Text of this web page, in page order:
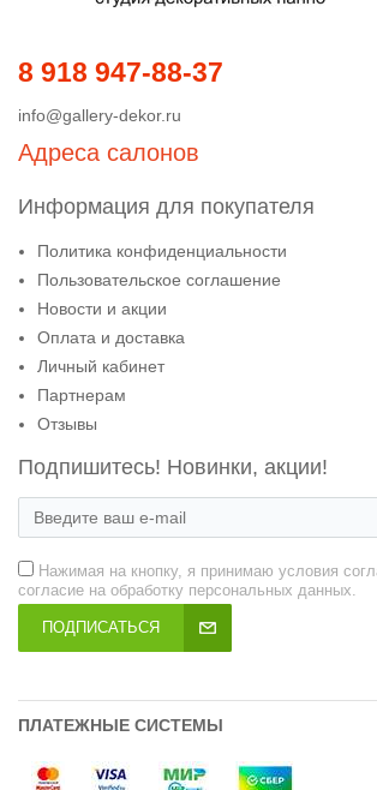
8 918 947-88-37
info@gallery-dekor.ru
Адреса салонов
Информация для покупателя
Политика конфиденциальности
Пользовательское соглашение
Новости и акции
Оплата и доставка
Личный кабинет
Партнерам
Отзывы
Подпишитесь! Новинки, акции!
Нажимая на кнопку, я принимаю условия
согласие на обработку персональных данных.
ПОДПИСАТЬСЯ
ПЛАТЕЖНЫЕ СИСТЕМЫ